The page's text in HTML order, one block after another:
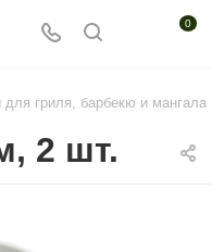
0
для гриля, барбекю и мангала
2 шт.